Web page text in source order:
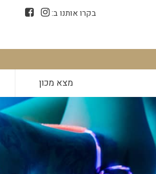
בקרו אותנו ב:
מצא מכון